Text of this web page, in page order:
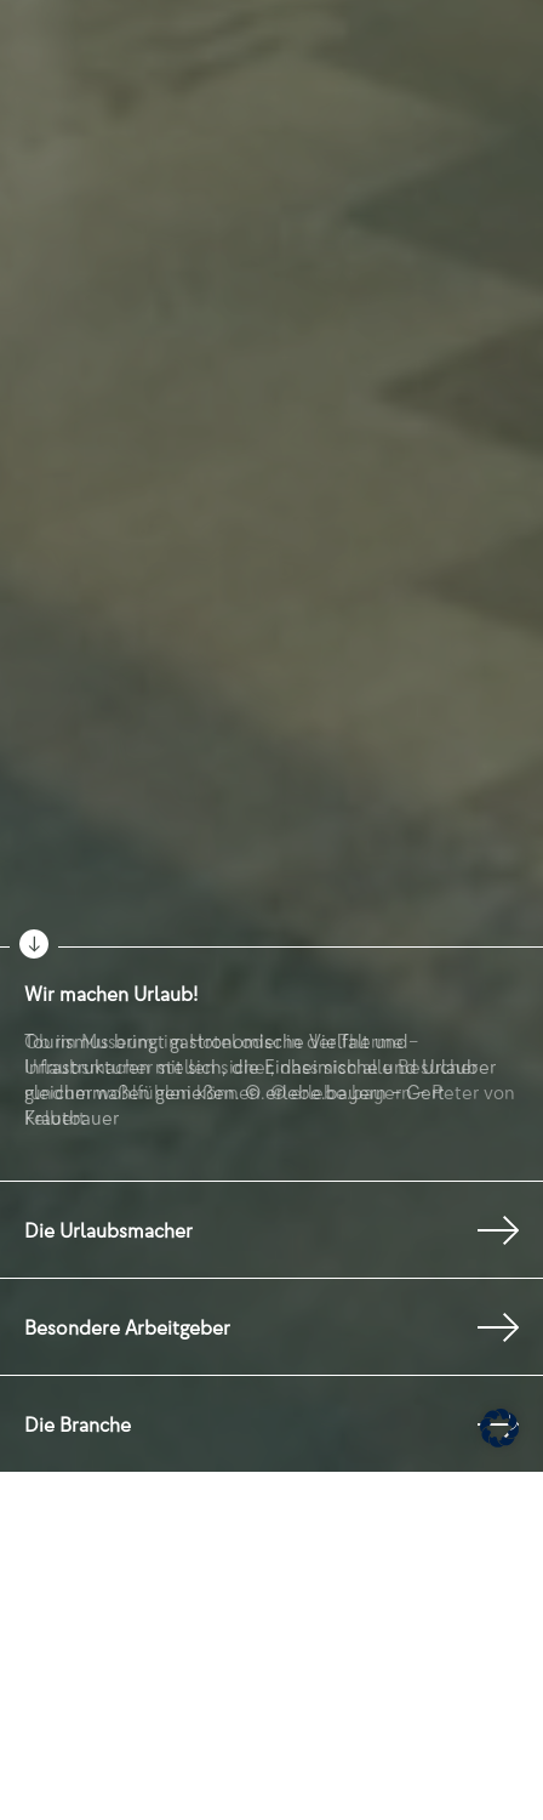
Wir machen Urlaub!
Ob im Museum, im Hotel oder in der Therme –
Urlaubsmacher stellen sicher, dass sich alle Besucher
rundum wohlfühlen können. © erlebe.bayern – Peter von
Felbert
Die Urlaubsmacher
Besondere Arbeitgeber
Die Branche